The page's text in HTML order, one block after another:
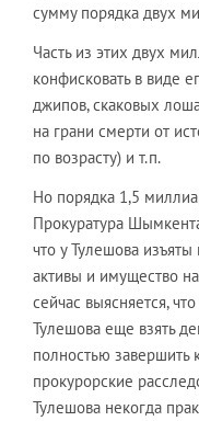
сумму порядка двух
Часть из этих двух
конфисковать в виде
джипов, скаковых
на грани смерти от
по возрасту) и т.п.
Но порядка 1,5
Прокуратура
что у Тулешова
активы и имущество
сейчас выясняется,
Тулешова еще взять
полностью
прокурорские
Тулешова некогда